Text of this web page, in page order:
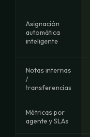
Asignación
automática
inteligente
Notas internas
/
transferencias
Métricas por
agente y SLAs